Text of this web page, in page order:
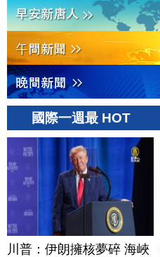
國際一週最 HOT
川普：伊朗擁核夢碎 海峽